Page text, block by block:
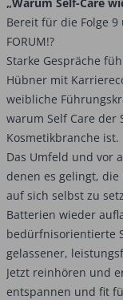
Bereit für die Folge 9
FORUM!?
Starke Gespräche
Hübner mit
weibliche
warum Self Care der
Kosmetikbranche ist.
Das Umfeld und vor
denen es gelingt,
auf sich selbst zu
Batterien wieder
bedürfnisorientierte
gelassener,
Jetzt reinhören und
entspannen und fit